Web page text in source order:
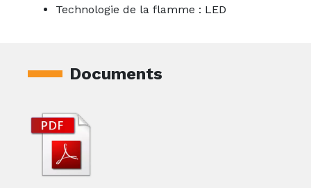
Technologie de la flamme : LED
Documents